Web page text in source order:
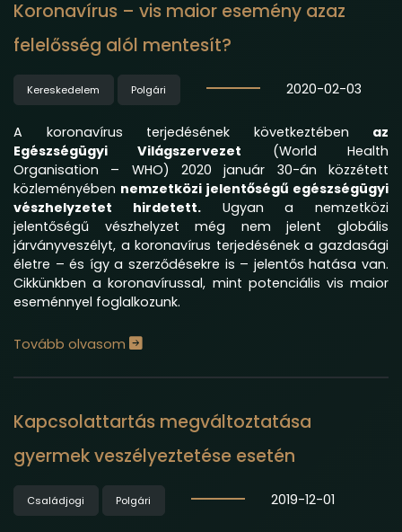
Koronavírus – vis maior esemény azaz
felelősség alól mentesít?
Kereskedelem Polgári 2020-02-03
A koronavírus terjedésének következtében az
Egészségügyi Világszervezet (World Health
Organisation – WHO) 2020 január 30-án közzétett
közleményében nemzetközi jelentőségű egészségügyi
vészhelyzetet hirdetett.Ugyan a nemzetközi
jelentőségű vészhelyzet még nem jelent globális
járványveszélyt, a koronavírus terjedésének a gazdasági
életre – és így a szerződésekre is – jelentős hatása van.
Cikkünkben a koronavírussal, mint potenciális vis maior
eseménnyel foglalkozunk.
Tovább olvasom
Kapcsolattartás megváltoztatása
gyermek veszélyeztetése esetén
Családjogi Polgári 2019-12-01